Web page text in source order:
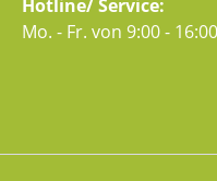
Hotline/ Service:
Mo. - Fr. von 9:00 -